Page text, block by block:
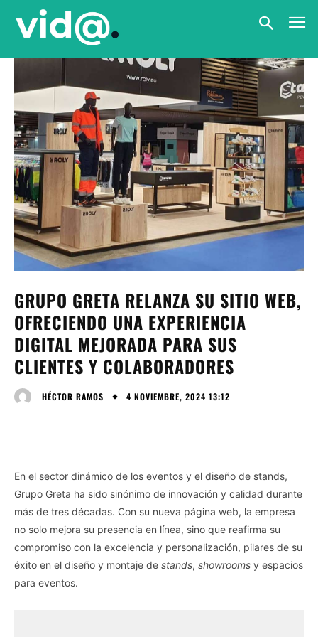
GRUPO GRETA RELANZA SU SITIO WEB,
OFRECIENDO UNA EXPERIENCIA
DIGITAL MEJORADA PARA SUS
CLIENTES Y COLABORADORES
HÉCTOR RAMOS 4 NOVIEMBRE, 2024 13:12
En el sector dinámico de los eventos y el diseño de stands,
Grupo Greta ha sido sinónimo de innovación y calidad durante
más de tres décadas. Con su nueva página web, la empresa
no solo mejora su presencia en línea, sino que reafirma su
compromiso con la excelencia y personalización, pilares de su
éxito en el diseño y montaje de stands, showrooms y espacios
para eventos.